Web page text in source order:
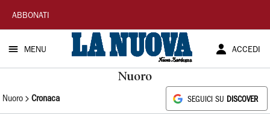
La
Nuova
Sardegna
ABBONATI
MENU ACCEDI
Nuoro
Nuoro Cronaca SEGUICI SU DISCOVER